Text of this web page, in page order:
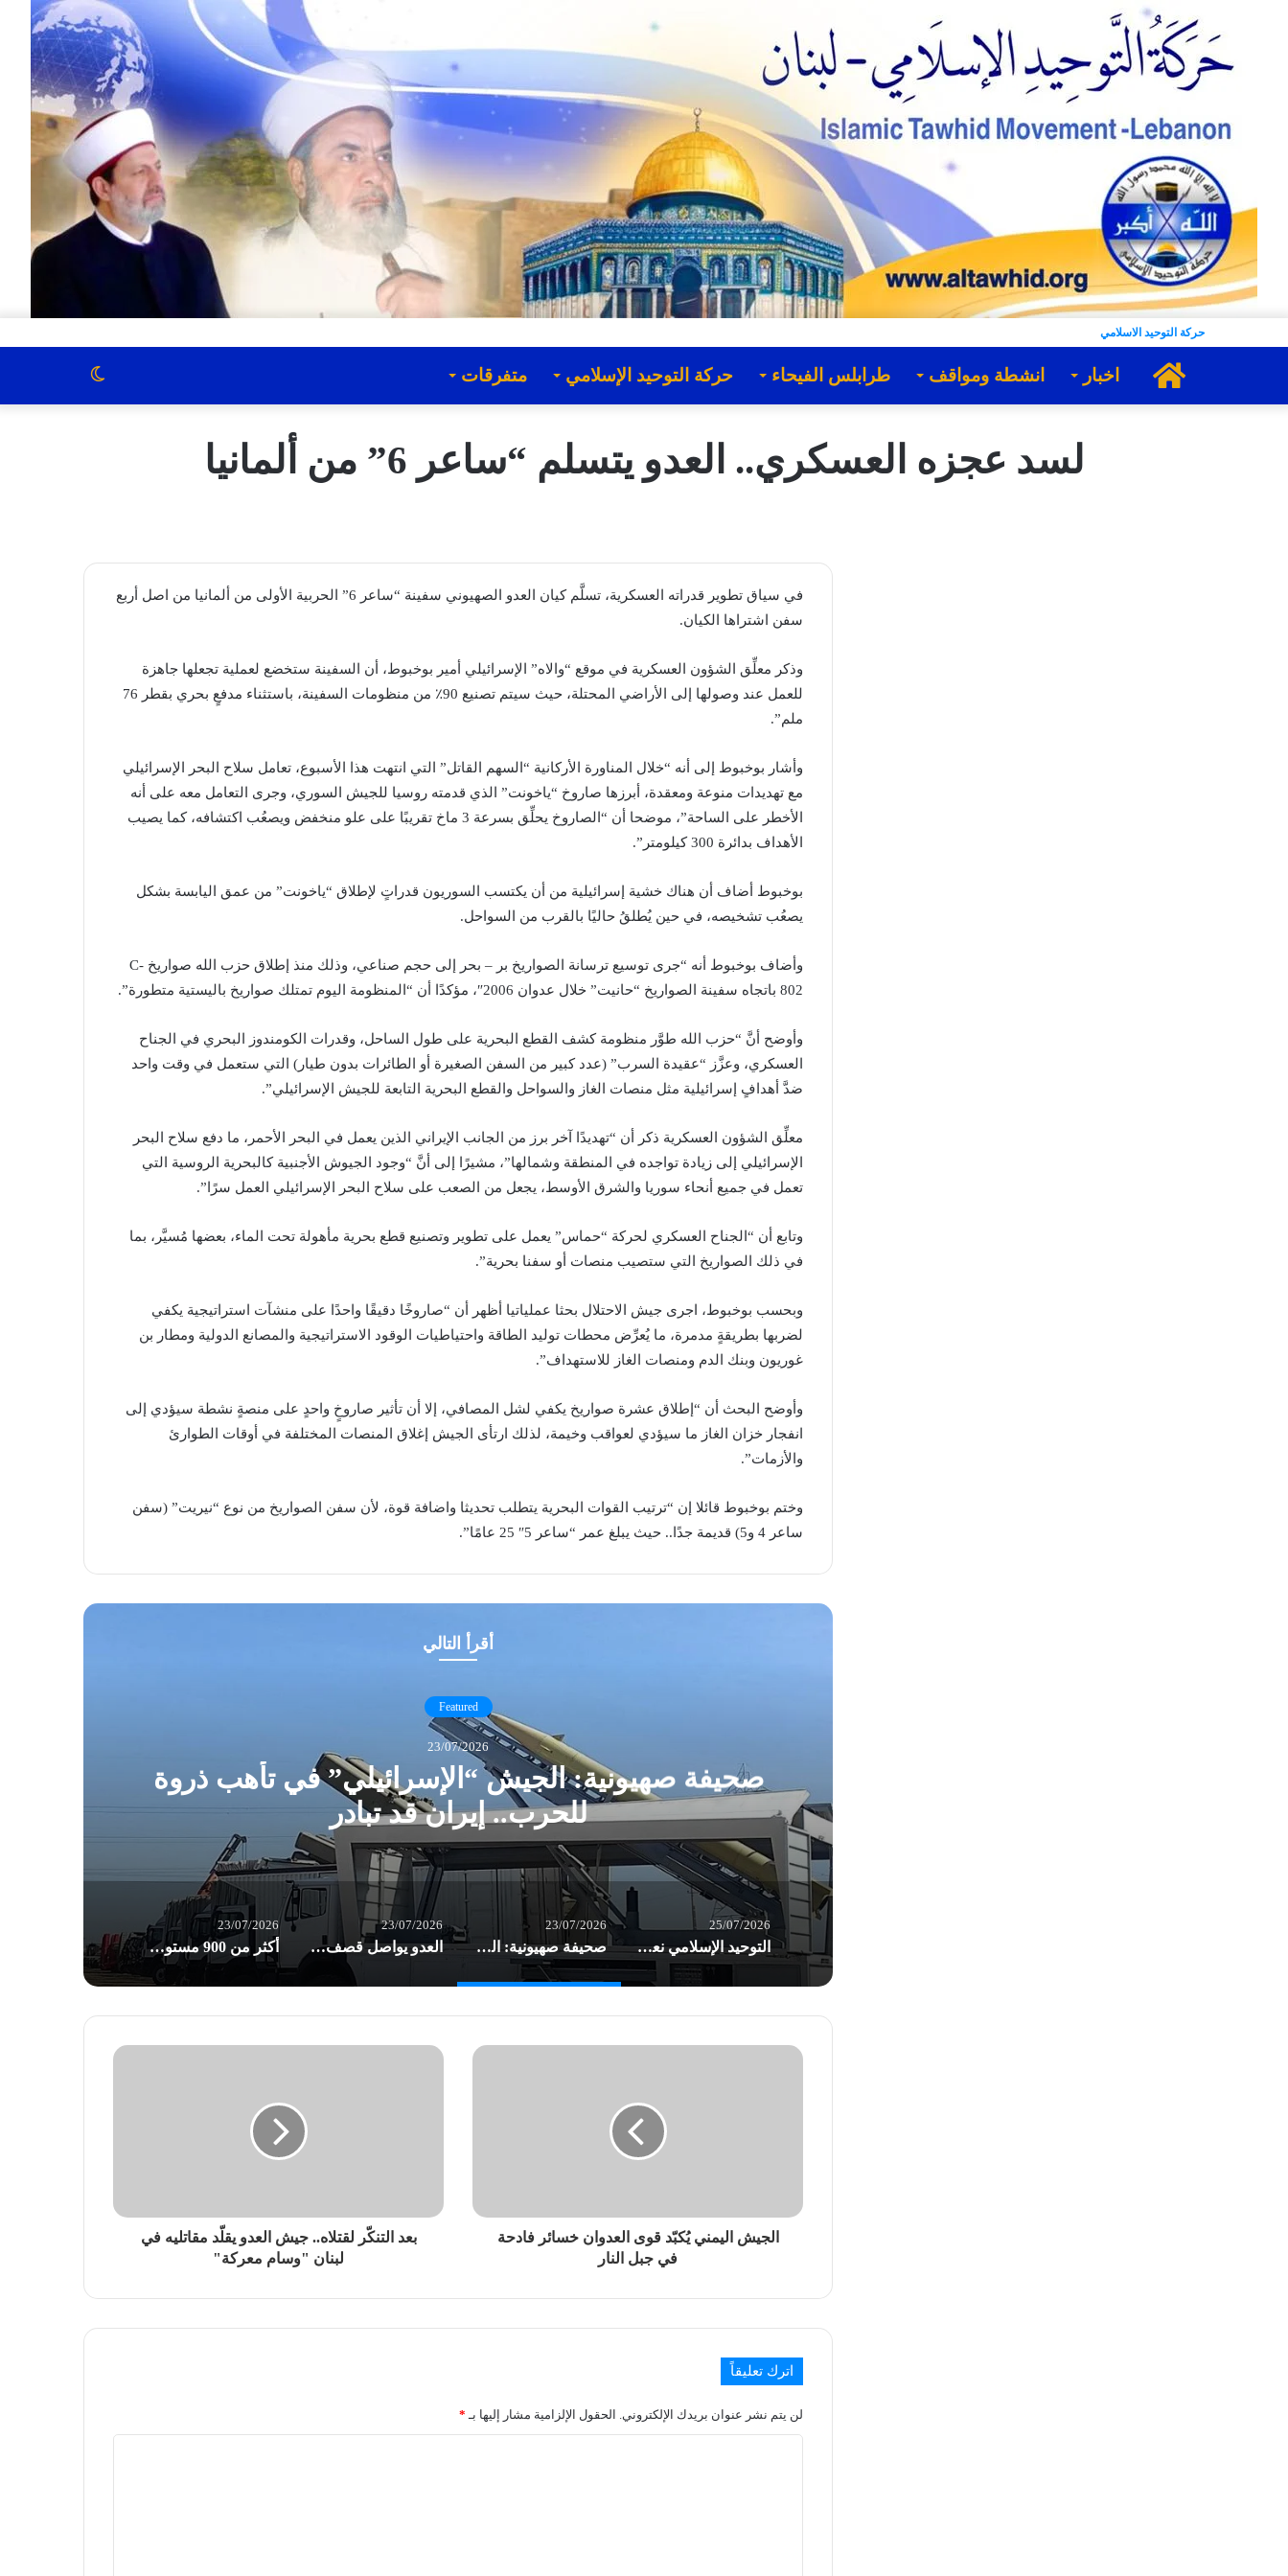
حركة التوحيد الاسلامي
الرئيسية
اخبار انشطة ومواقف طرابلس الفيحاء حركة التوحيد الإسلامي متفرقات الوضع
لسد عجزه العسكري.. العدو يتسلم “ساعر 6” من ألمانيا
في سياق تطوير قدراته العسكرية، تسلَّم كيان العدو الصهيوني سفينة “ساعر 6” الحربية الأولى من ألمانيا من اصل أربع
سفن اشتراها الكيان.
وذكر معلِّق الشؤون العسكرية في موقع “والاه” الإسرائيلي أمير بوخبوط، أن السفينة ستخضع لعملية تجعلها جاهزة
للعمل عند وصولها إلى الأراضي المحتلة، حيث سيتم تصنيع 90٪ من منظومات السفينة، باستثناء مدفعٍ بحري بقطر 76
ملم”.
وأشار بوخبوط إلى أنه “خلال المناورة الأركانية “السهم القاتل” التي انتهت هذا الأسبوع، تعامل سلاح البحر الإسرائيلي
مع تهديدات منوعة ومعقدة، أبرزها صاروخ “ياخونت” الذي قدمته روسيا للجيش السوري، وجرى التعامل معه على أنه
الأخطر على الساحة”، موضحا أن “الصاروخ يحلِّق بسرعة 3 ماخ تقريبًا على علو منخفض ويصعُب اكتشافه، كما يصيب
الأهداف بدائرة 300 كيلومتر”.
بوخبوط أضاف أن هناك خشية إسرائيلية من أن يكتسب السوريون قدراتٍ لإطلاق “ياخونت” من عمق اليابسة بشكل
يصعُب تشخيصه، في حين يُطلقُ حاليًا بالقرب من السواحل.
وأضاف بوخبوط أنه “جرى توسيع ترسانة الصواريخ بر – بحر إلى حجم صناعي، وذلك منذ إطلاق حزب الله صواريخ C-
802 باتجاه سفينة الصواريخ “حانيت” خلال عدوان 2006″، مؤكدًا أن “المنظومة اليوم تمتلك صواريخ باليستية متطورة”.
وأوضح أنَّ “حزب الله طوَّر منظومة كشف القطع البحرية على طول الساحل، وقدرات الكومندوز البحري في الجناح
العسكري، وعزَّز “عقيدة السرب” (عدد كبير من السفن الصغيرة أو الطائرات بدون طيار) التي ستعمل في وقت واحد
ضدَّ أهدافٍ إسرائيلية مثل منصات الغاز والسواحل والقطع البحرية التابعة للجيش الإسرائيلي”.
معلِّق الشؤون العسكرية ذكر أن “تهديدًا آخر برز من الجانب الإيراني الذين يعمل في البحر الأحمر، ما دفع سلاح البحر
الإسرائيلي إلى زيادة تواجده في المنطقة وشمالها”، مشيرًا إلى أنَّ “وجود الجيوش الأجنبية كالبحرية الروسية التي
تعمل في جميع أنحاء سوريا والشرق الأوسط، يجعل من الصعب على سلاح البحر الإسرائيلي العمل سرًا”.
وتابع أن “الجناح العسكري لحركة “حماس” يعمل على تطوير وتصنيع قطع بحرية مأهولة تحت الماء، بعضها مُسيَّر، بما
في ذلك الصواريخ التي ستصيب منصات أو سفنا بحرية”.
وبحسب بوخبوط، اجرى جيش الاحتلال بحثا عملياتيا أظهر أن “صاروخًا دقيقًا واحدًا على منشآت استراتيجية يكفي
لضربها بطريقةٍ مدمرة، ما يُعرِّض محطات توليد الطاقة واحتياطيات الوقود الاستراتيجية والمصانع الدولية ومطار بن
غوريون وبنك الدم ومنصات الغاز للاستهداف”.
وأوضح البحث أن “إطلاق عشرة صواريخ يكفي لشل المصافي، إلا أن تأثير صاروخٍ واحدٍ على منصةٍ نشطة سيؤدي إلى
انفجار خزان الغاز ما سيؤدي لعواقب وخيمة، لذلك ارتأى الجيش إغلاق المنصات المختلفة في أوقات الطوارئ
والأزمات”.
وختم بوخبوط قائلا إن “ترتيب القوات البحرية يتطلب تحديثا واضافة قوة، لأن سفن الصواريخ من نوع “نيريت” (سفن
ساعر 4 و5) قديمة جدًا.. حيث يبلغ عمر “ساعر 5″ 25 عامًا”.
أقرأ التالي
Featured
23/07/2026
صحيفة صهيونية: الجيش “الإسرائيلي” في تأهب ذروة
للحرب.. إيران قد تبادر
25/07/2026
التوحيد الإسلامي نعت المناضل أوكاموتو.. وأشادت بعملية الضفة الغربية البطولية
23/07/2026
صحيفة صهيونية: الجيش “الإسرائيلي” في تأهب ذروة للحرب.. إيران قد تبادر
23/07/2026
العدو يواصل قصف واستهداف البلدات والقرى الجنوبية
23/07/2026
أكثر من 900 مستوطن يقتحمون الأقصى في ذكرى “خراب الهيكل” المزعوم
الجيش اليمني يُكبّد قوى العدوان خسائر فادحة
في جبل النار
بعد التنكّر لقتلاه.. جيش العدو يقلّد مقاتليه في
لبنان "وسام معركة"
اترك تعليقاً
لن يتم نشر عنوان بريدك الإلكتروني. الحقول الإلزامية مشار إليها بـ *